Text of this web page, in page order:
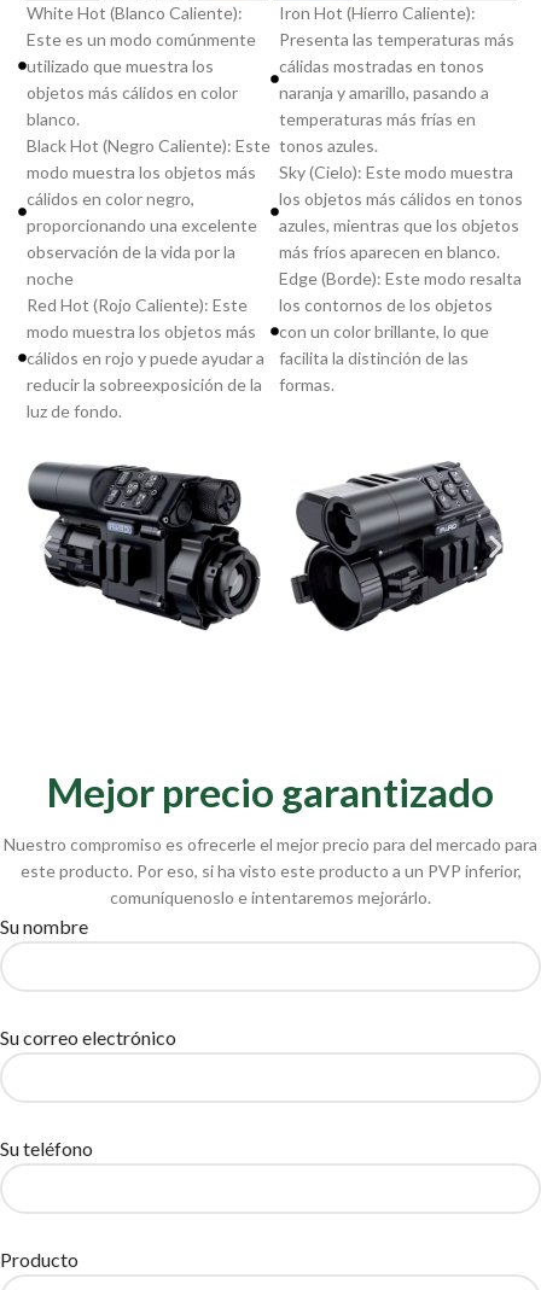
White Hot (Blanco Caliente):
Este es un modo comúnmente
utilizado que muestra los
objetos más cálidos en color
blanco.
Black Hot (Negro Caliente): Este
modo muestra los objetos más
cálidos en color negro,
proporcionando una excelente
observación de la vida por la
noche
Red Hot (Rojo Caliente): Este
modo muestra los objetos más
cálidos en rojo y puede ayudar a
reducir la sobreexposición de la
luz de fondo.
Iron Hot (Hierro Caliente):
Presenta las temperaturas más
cálidas mostradas en tonos
naranja y amarillo, pasando a
temperaturas más frías en
tonos azules.
Sky (Cielo): Este modo muestra
los objetos más cálidos en tonos
azules, mientras que los objetos
más fríos aparecen en blanco.
Edge (Borde): Este modo resalta
los contornos de los objetos
con un color brillante, lo que
facilita la distinción de las
formas.
Mejor precio garantizado
Nuestro compromiso es ofrecerle el mejor precio para del mercado para
este producto. Por eso, si ha visto este producto a un PVP inferior,
comuníquenoslo e intentaremos mejorárlo.
Su nombre
Su correo electrónico
Su teléfono
Producto